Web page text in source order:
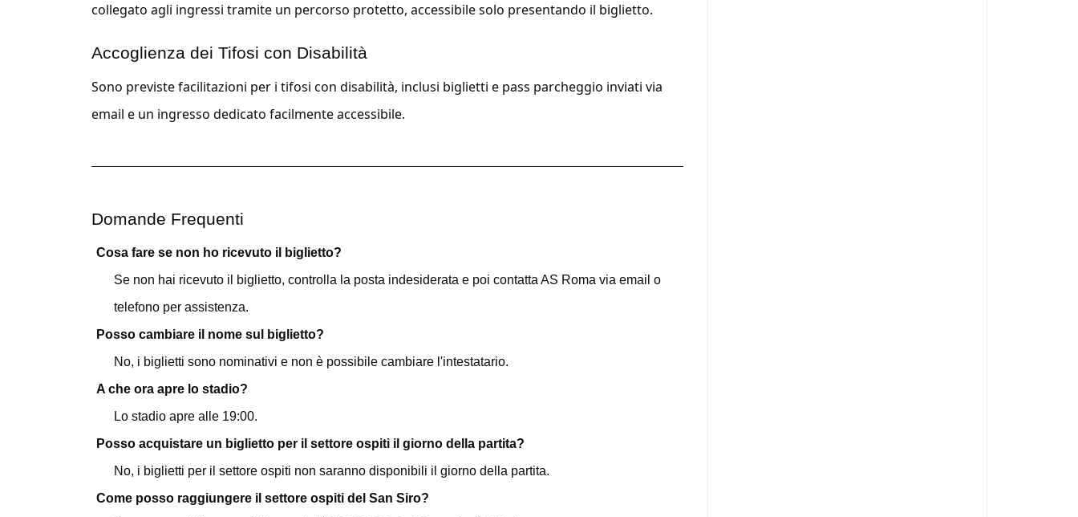
collegato agli ingressi tramite un percorso protetto, accessibile solo presentando il biglietto.
Accoglienza dei Tifosi con Disabilità
Sono previste facilitazioni per i tifosi con disabilità, inclusi biglietti e pass parcheggio inviati via
email e un ingresso dedicato facilmente accessibile.
Domande Frequenti
Cosa fare se non ho ricevuto il biglietto?
Se non hai ricevuto il biglietto, controlla la posta indesiderata e poi contatta AS Roma via email o
telefono per assistenza.
Posso cambiare il nome sul biglietto?
No, i biglietti sono nominativi e non è possibile cambiare l'intestatario.
A che ora apre lo stadio?
Lo stadio apre alle 19:00.
Posso acquistare un biglietto per il settore ospiti il giorno della partita?
No, i biglietti per il settore ospiti non saranno disponibili il giorno della partita.
Come posso raggiungere il settore ospiti del San Siro?